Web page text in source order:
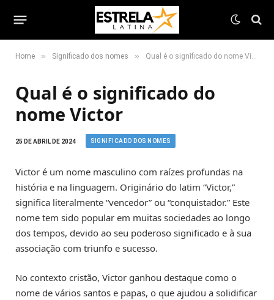
Home » Significado dos nomes » Qual é o significado do nome Victor
Qual é o significado do
nome Victor
25 DE ABRIL DE 2024 SIGNIFICADO DOS NOMES
Victor é um nome masculino com raízes profundas na
história e na linguagem. Originário do latim “Victor,”
significa literalmente “vencedor” ou “conquistador.” Este
nome tem sido popular em muitas sociedades ao longo
dos tempos, devido ao seu poderoso significado e à sua
associação com triunfo e sucesso.
No contexto cristão, Victor ganhou destaque como o
nome de vários santos e papas, o que ajudou a solidificar